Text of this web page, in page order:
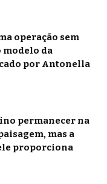
operação sem
da
por Antonella
permanecer na
mas a
proporciona